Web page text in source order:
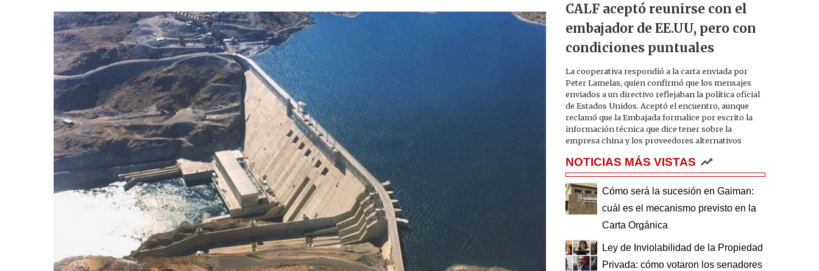
CALF aceptó reunirse con el
embajador de EE.UU, pero con
condiciones puntuales
La cooperativa respondió a la carta enviada por
Peter Lamelas, quien confirmó que los mensajes
enviados a un directivo reflejaban la política oficial
de Estados Unidos. Aceptó el encuentro, aunque
reclamó que la Embajada formalice por escrito la
información técnica que dice tener sobre la
empresa china y los proveedores alternativos
NOTICIAS MÁS VISTAS
Cómo será la sucesión en Gaiman:
cuál es el mecanismo previsto en la
Carta Orgánica
Ley de Inviolabilidad de la Propiedad
Privada: cómo votaron los senadores